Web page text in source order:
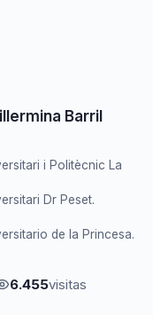
Barril
i Politècnic La
Dr Peset.
de la Princesa.
6.455visitas